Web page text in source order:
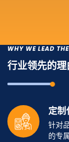
WHY WE LEAD
行业领先的理
定制
针对
的专